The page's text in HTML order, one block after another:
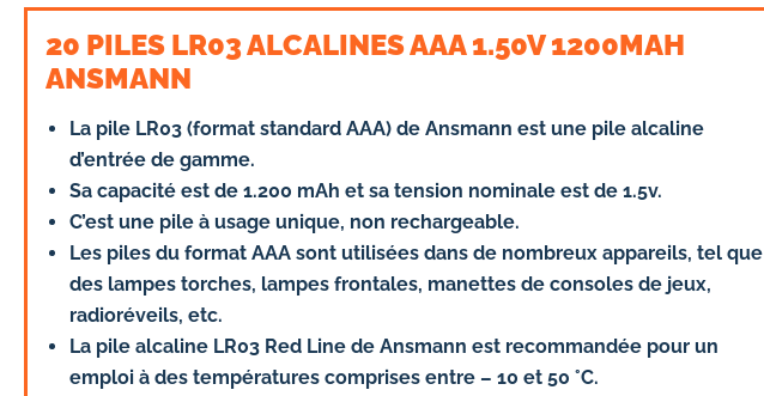
20 PILES LR03 ALCALINES AAA 1.50V 1200MAH
ANSMANN
La pile LR03 (format standard AAA) de Ansmann est une pile alcaline
d’entrée de gamme.
Sa capacité est de 1.200 mAh et sa tension nominale est de 1.5v.
C’est une pile à usage unique, non rechargeable.
Les piles du format AAA sont utilisées dans de nombreux appareils, tel que
des lampes torches, lampes frontales, manettes de consoles de jeux,
radioréveils, etc.
La pile alcaline LR03 Red Line de Ansmann est recommandée pour un
emploi à des températures comprises entre – 10 et 50 °C.